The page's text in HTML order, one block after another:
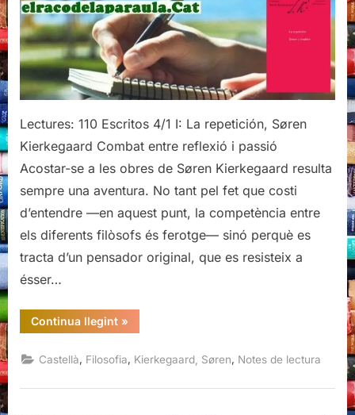
I:
La
repetición,
Søren
Kierkegaard
Lectures: 110 Escritos 4/1 I: La repetición, Søren
Kierkegaard Combat entre reflexió i passió
Acostar-se a les obres de Søren Kierkegaard resulta
sempre una aventura. No tant pel fet que costi
d’entendre —en aquest punt, la competència entre
els diferents filòsofs és ferotge— sinó perquè es
tracta d’un pensador original, que es resisteix a
ésser…
Continua llegint“Escritos
4/1
La
repetición,
Kierkegaard”
»
Castellà Filosofia Kierkegaard, Søren Notes de lectura